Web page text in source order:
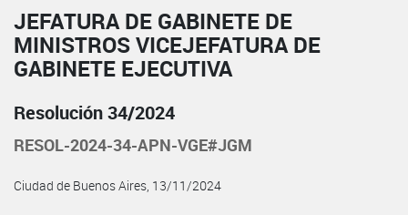
JEFATURA DE GABINETE DE
MINISTROS VICEJEFATURA DE
GABINETE EJECUTIVA
Resolución 34/2024
RESOL-2024-34-APN-VGE#JGM
Ciudad de Buenos Aires, 13/11/2024